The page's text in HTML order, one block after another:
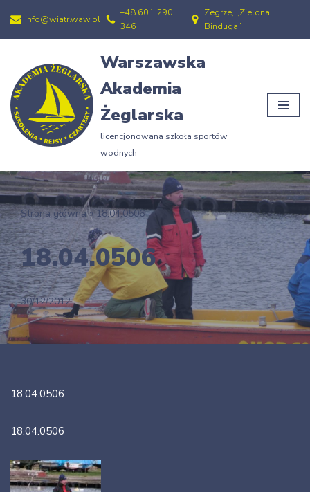
Przejdź
treści
info@wiatr.waw.pl
+48 601 290
346
Zegrze, „Zielona
Binduga”
Warszawska
Akademia
Żeglarska
licencjonowana szkoła sportów
wodnych
Strona główna» 18.04.0506
18.04.0506
30/12/2012
18.04.0506
18.04.0506